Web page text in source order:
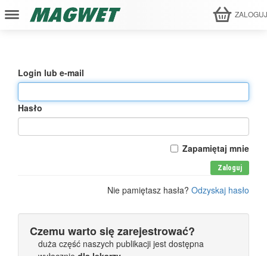
Login lub e-mail
Hasło
Zapamiętaj mnie
Zaloguj
Nie pamiętasz hasła? Odzyskaj hasło
Czemu warto się zarejestrować?
duża część naszych publikacji jest dostępna